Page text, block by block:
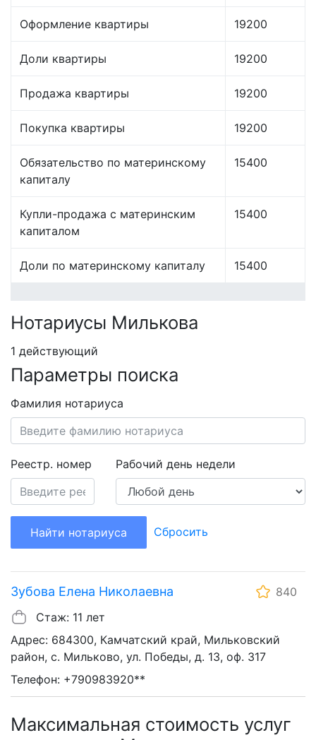
Оформление квартиры 19200
Доли квартиры 19200
Продажа квартиры 19200
Покупка квартиры 19200
Обязательство по материнскому
капиталу
15400
Купли-продажа с материнским
капиталом
15400
Доли по материнскому капиталу 15400
Нотариусы Милькова
1 действующий
Параметры поиска
Фамилия нотариуса
Реестр. номер Рабочий день недели
Найти нотариуса Сбросить
Зубова Елена Николаевна
840
Стаж: 11 лет
Адрес: 684300, Камчатский край, Мильковский
район, с. Мильково, ул. Победы, д. 13, оф. 317
Телефон: +790983920**
Максимальная стоимость услуг